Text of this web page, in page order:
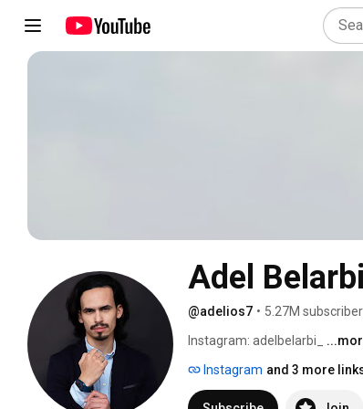
Adel Belarbi
@adelios7 • 5.27M
Instagram: adelbelarbi_
Instagram and 3 more